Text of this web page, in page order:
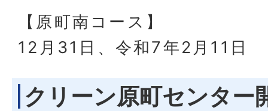
【原町南コース】
12月31日、令和7年2月11日
クリーン原町センター